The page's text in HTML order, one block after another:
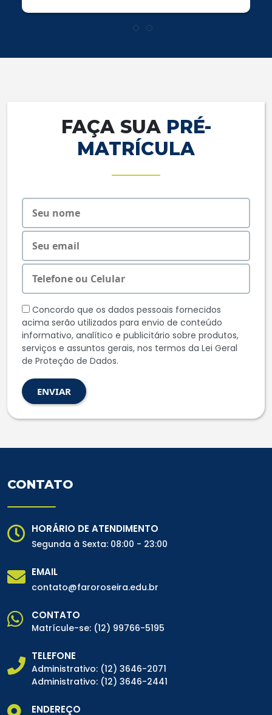
FAÇA SUA PRÉ-
MATRÍCULA
Concordo que os dados pessoais fornecidos
acima serão utilizados para envio de conteúdo
informativo, analítico e publicitário sobre produtos,
serviços e assuntos gerais, nos termos da Lei Geral
de Proteção de Dados.
ENVIAR
CONTATO
HORÁRIO DE ATENDIMENTO
Segunda à Sexta: 08:00 - 23:00
EMAIL
contato@faroroseira.edu.br
CONTATO
Matrícule-se: (12) 99766-5195
TELEFONE
Administrativo: (12) 3646-2071
Administrativo: (12) 3646-2441
ENDEREÇO